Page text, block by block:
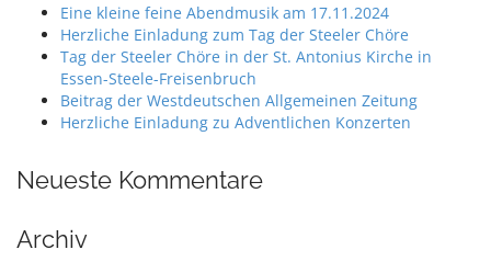
Eine kleine feine Abendmusik am 17.11.2024
Herzliche Einladung zum Tag der Steeler Chöre
Tag der Steeler Chöre in der St. Antonius Kirche in
Essen-Steele-Freisenbruch
Beitrag der Westdeutschen Allgemeinen Zeitung
Herzliche Einladung zu Adventlichen Konzerten
Neueste Kommentare
Archiv